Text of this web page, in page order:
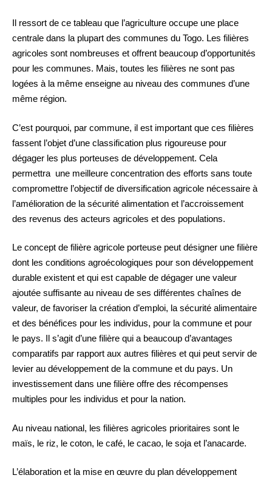
Il ressort de ce tableau que l’agriculture occupe une place
centrale dans la plupart des communes du Togo. Les filières
agricoles sont nombreuses et offrent beaucoup d’opportunités
pour les communes. Mais, toutes les filières ne sont pas
logées à la même enseigne au niveau des communes d’une
même région.
C’est pourquoi, par commune, il est important que ces filières
fassent l’objet d’une classification plus rigoureuse pour
dégager les plus porteuses de développement. Cela
permettra une meilleure concentration des efforts sans toute
compromettre l’objectif de diversification agricole nécessaire à
l’amélioration de la sécurité alimentation et l’accroissement
des revenus des acteurs agricoles et des populations.
Le concept de filière agricole porteuse peut désigner une filière
dont les conditions agroécologiques pour son développement
durable existent et qui est capable de dégager une valeur
ajoutée suffisante au niveau de ses différentes chaînes de
valeur, de favoriser la création d’emploi, la sécurité alimentaire
et des bénéfices pour les individus, pour la commune et pour
le pays. Il s’agit d’une filière qui a beaucoup d’avantages
comparatifs par rapport aux autres filières et qui peut servir de
levier au développement de la commune et du pays. Un
investissement dans une filière offre des récompenses
multiples pour les individus et pour la nation.
Au niveau national, les filières agricoles prioritaires sont le
maïs, le riz, le coton, le café, le cacao, le soja et l’anacarde.
L’élaboration et la mise en œuvre du plan développement